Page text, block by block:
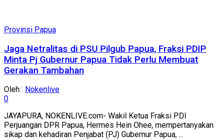
Provinsi Papua
Jaga Netralitas di PSU Pilgub Papua, Fraksi PDIP
Minta Pj Gubernur Papua Tidak Perlu Membuat
Gerakan Tambahan
Oleh : Nokenlive
0
JAYAPURA, NOKENLIVE.com- Wakil Ketua Fraksi PDI
Perjuangan DPR Papua, Hermes Hein Ohee, mempertanyakan
sikap dan kehadiran Penjabat (PJ) Gubernur Papua, ...